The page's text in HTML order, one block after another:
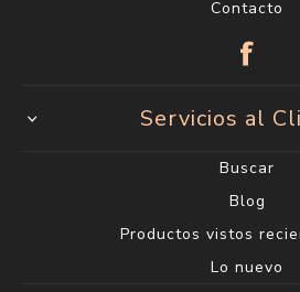
Contacto
Servicios al
Buscar
Blog
Productos vistos
Lo nuevo